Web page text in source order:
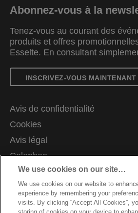
Abonnez-vous à la
Tenez-vous au courant des
produits et offres
Esselte. En consultant
INSCRIVEZ-VOUS MAINTENANT
Avis de confidentialité
Cookies
Avis légal
Colophon
Demande de données complètes
Support client
Carrières
We use cookies on our site…
We use cookies on our website to
experience by remembering your
visits. By clicking “Accept All Cookies”,